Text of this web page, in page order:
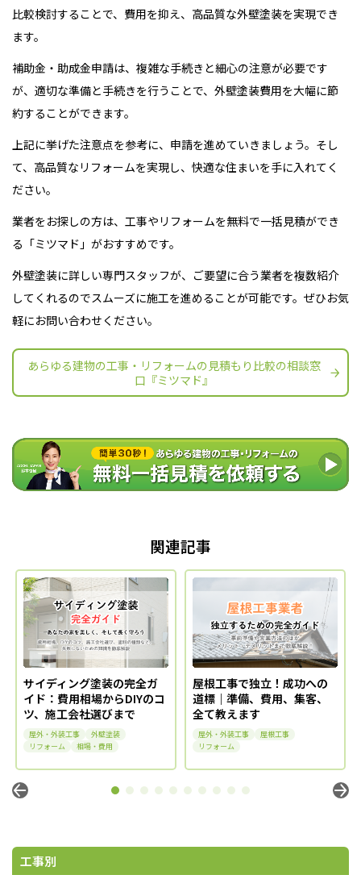
比較検討することで、費用を抑え、高品質な外壁塗装を実現でき
ます。
補助金・助成金申請は、複雑な手続きと細心の注意が必要です
が、適切な準備と手続きを行うことで、外壁塗装費用を大幅に節
約することができます。
上記に挙げた注意点を参考に、申請を進めていきましょう。そし
て、高品質なリフォームを実現し、快適な住まいを手に入れてく
ださい。
業者をお探しの方は、工事やリフォームを無料で一括見積ができ
る「ミツマド」がおすすめです。
外壁塗装に詳しい専門スタッフが、ご要望に合う業者を複数紹介
してくれるのでスムーズに施工を進めることが可能です。ぜひお気
軽にお問い合わせください。
あらゆる建物の工事・リフォームの見積もり比較の相談窓
口『ミツマド』
関連記事
サイディング塗装の完全ガ
イド：費用相場からDIYのコ
ツ、施工会社選びまで
屋外・外装工事
外壁塗装
リフォーム
相場・費用
屋根工事で独立！成功への
道標｜準備、費用、集客、
全て教えます
屋外・外装工事
屋根工事
リフォーム
工事別